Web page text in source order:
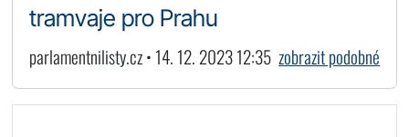
tramvaje pro Prahu
parlamentnilisty.cz • 14. 12. 2023 12:35 zobrazit podobné